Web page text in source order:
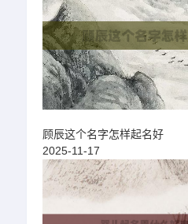
顾辰这个名字怎样起名好
2025-11-17